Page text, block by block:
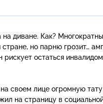
диване. Как?
стране, но парню грозит…
рискует остаться
своем лице огромную
на страницу в